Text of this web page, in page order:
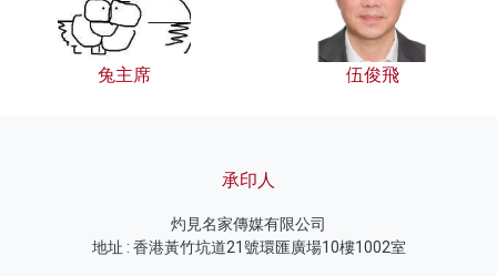
兔主席 伍俊飛
承印人
灼見名家傳媒有限公司
地址 : 香港黃竹坑道21號環匯廣場10樓1002室